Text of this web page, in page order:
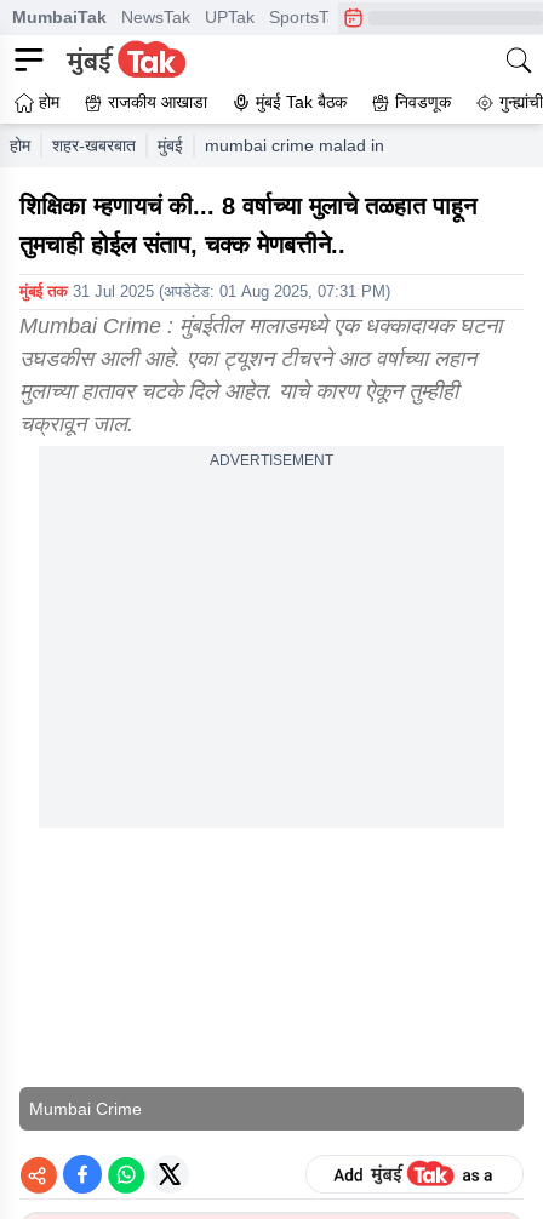
MumbaiTak NewsTak UPTak SportsTak CrimeTak
होम राजकीय आखाडा मुंबई Tak बैठक निवडणूक
होम शहर-खबरबात मुंबई mumbai crime malad in tution teacher
शिक्षिका म्हणायचं की... 8 वर्षाच्या मुलाचे तळहात पाहून
तुमचाही होईल संताप, चक्क मेणबत्तीने..
मुंबई तक 31 Jul 2025 (अपडेटेड: 01 Aug 2025, 07:31 PM)
Mumbai Crime : मुंबईतील मालाडमध्ये एक धक्कादायक घटना
उघडकीस आली आहे. एका ट्यूशन टीचरने आठ वर्षाच्या लहान
मुलाच्या हातावर चटके दिले आहेत. याचे कारण ऐकून तुम्हीही
चक्रावून जाल.
ADVERTISEMENT
Mumbai Crime